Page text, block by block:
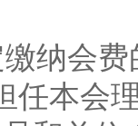
纳会
任本会